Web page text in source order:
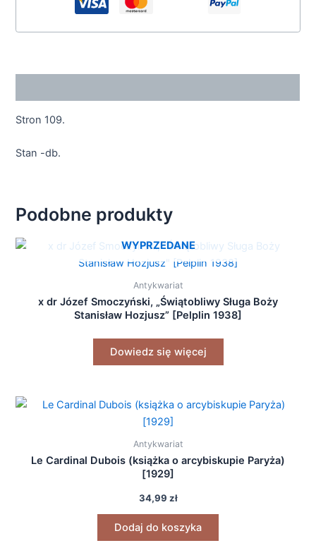
Stron 109.
Stan -db.
Podobne produkty
WYPRZEDANE
Antykwariat
x dr Józef Smoczyński, „Świątobliwy Sługa Boży
Stanisław Hozjusz” [Pelplin 1938]
Dowiedz się więcej
Antykwariat
Le Cardinal Dubois (książka o arcybiskupie Paryża)
[1929]
34,99 zł
Dodaj do koszyka